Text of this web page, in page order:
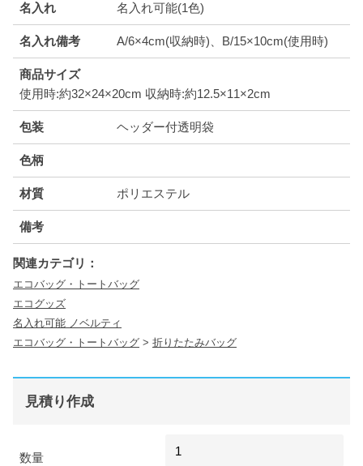
名入れ 名入れ可能(1色)
名入れ備考 A/6×4cm(収納時)、B/15×10cm(使用時)
商品サイズ
使用時:約32×24×20cm 収納時:約12.5×11×2cm
包装 ヘッダー付透明袋
色柄
材質 ポリエステル
備考
関連カテゴリ：
エコバッグ・トートバッグ
エコグッズ
名入れ可能 ノベルティ
エコバッグ・トートバッグ > 折りたたみバッグ
見積り作成
数量